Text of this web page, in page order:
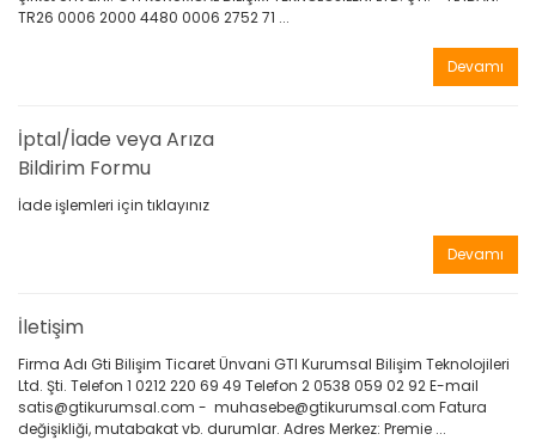
TR26 0006 2000 4480 0006 2752 71 ...
Devamı
İptal/İade veya Arıza
Bildirim Formu
İade işlemleri için tıklayınız
Devamı
İletişim
Firma Adı Gti Bilişim Ticaret Ünvani GTI Kurumsal Bilişim Teknolojileri
Ltd. Şti. Telefon 1 0212 220 69 49 Telefon 2 0538 059 02 92 E-mail
satis@gtikurumsal.com - muhasebe@gtikurumsal.com Fatura
değişikliği, mutabakat vb. durumlar. Adres Merkez: Premie ...